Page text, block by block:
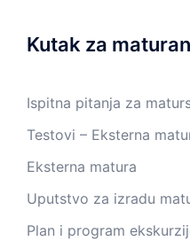
Kutak za
Ispitna pitanja za
Testovi – Eksterna
Eksterna matura
Uputstvo za izradu
Plan i program